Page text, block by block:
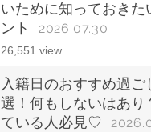
いために知っておきた
ント
2026.07.30
26,551 view
入籍日のおすすめ過ご
選！何もしないはあり
ている人必見♡